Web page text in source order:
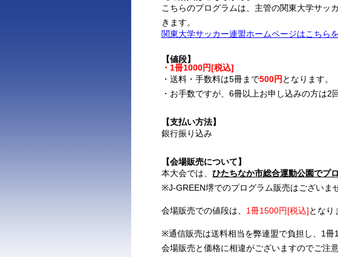
こちらのプログラムは、主管の関東大学サッ
きます。
関東大学サッカー連盟ホームページはこちら
【値段】
・1冊1000円[税込]
・送料・手数料は5冊まで500円 となります。
・お手数ですが、6冊以上お申し込みの方は2
【支払い方法】
銀行振り込み
【会場販売について】
本大会では、 ひたちなか市総合運動公園でプ
※J-GREEN堺でのプログラム販売はございま
会場販売での値段は、 1冊1500円[税込]となり
※通信販売は送料相当を弊連盟で負担し、1冊
会場販売と価格に相違がございますのでご注意